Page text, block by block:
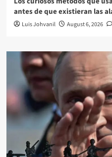
antes de que existieran las
Luis Johvanil August 6, 2026